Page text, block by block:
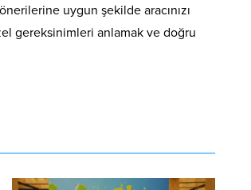
uygun şekilde aracınızı
gereksinimleri anlamak ve doğru